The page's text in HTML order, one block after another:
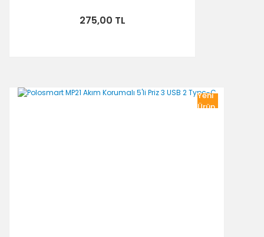
275,00 TL
Yeni
Ürün